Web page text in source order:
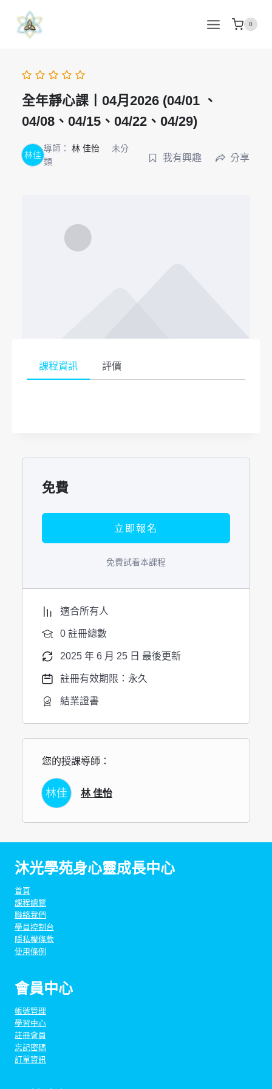
0
全年靜心課丨04月2026 (04/01 、
04/08、04/15、04/22、04/29)
林佳
導師： 林 佳怡
未分
類
我有興趣 分享
課程資訊 評價
免費
立即報名
免費試看本課程
適合所有人
0 註冊總數
2025 年 6 月 25 日 最後更新
註冊有效期限：永久
結業證書
您的授課導師：
林佳 林 佳怡
沐光學苑身心靈成長中心
首頁
課程總覽
聯絡我們
學員控制台
隱私權條款
使用條例
會員中心
帳號管理
學習中心
註冊會員
忘記密碼
訂單資訊